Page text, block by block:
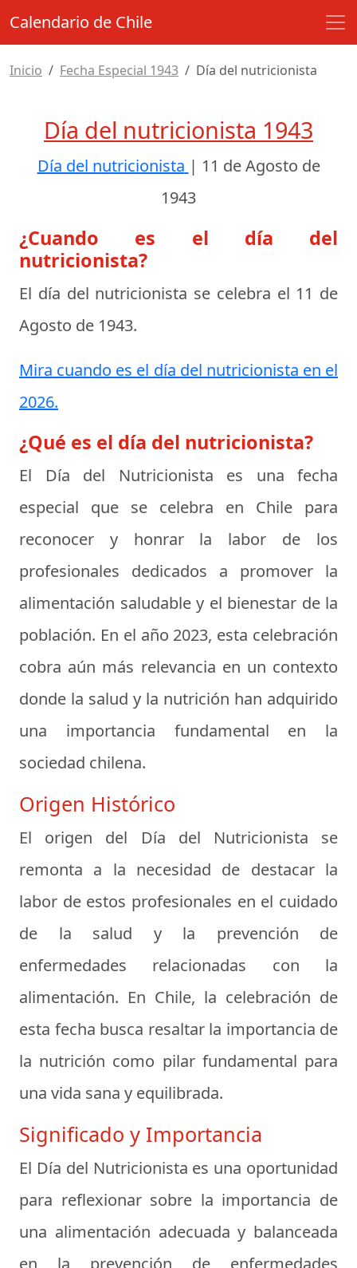
Calendario de Chile
Inicio Fecha Especial 1943 Día del nutricionista
Día del nutricionista 1943
Día del nutricionista | 11 de Agosto de
1943
¿Cuando es el día del
nutricionista?
El día del nutricionista se celebra el 11 de
Agosto de 1943.
Mira cuando es el día del nutricionista en el
2026.
¿Qué es el día del nutricionista?
El Día del Nutricionista es una fecha
especial que se celebra en Chile para
reconocer y honrar la labor de los
profesionales dedicados a promover la
alimentación saludable y el bienestar de la
población. En el año 2023, esta celebración
cobra aún más relevancia en un contexto
donde la salud y la nutrición han adquirido
una importancia fundamental en la
sociedad chilena.
Origen Histórico
El origen del Día del Nutricionista se
remonta a la necesidad de destacar la
labor de estos profesionales en el cuidado
de la salud y la prevención de
enfermedades relacionadas con la
alimentación. En Chile, la celebración de
esta fecha busca resaltar la importancia de
la nutrición como pilar fundamental para
una vida sana y equilibrada.
Significado y Importancia
El Día del Nutricionista es una oportunidad
para reflexionar sobre la importancia de
una alimentación adecuada y balanceada
en la prevención de enfermedades